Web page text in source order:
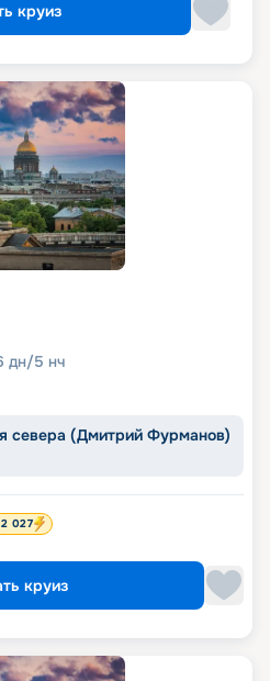
круиз
дн/5 нч
севера (Дмитрий Фурманов)
027
круиз